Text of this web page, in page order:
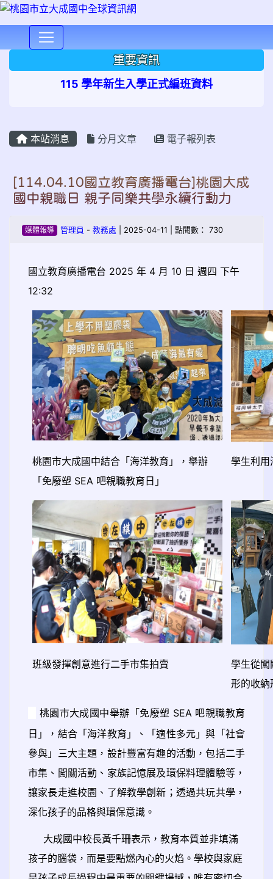
重要資訊
115 學年新生入學正式編班資料
本站消息 分月文章 電子報列表
[114.04.10國立教育廣播電台]桃園大成
國中親職日 親子同樂共學永續行動力
媒體報導 管理員 - 教務處 | 2025-04-11 | 點閱數： 730
國立教育廣播電台 2025 年 4 月 10 日 週四 下午
12:32
桃園市大成國中結合「海洋教育」，舉辦
「免廢塑 SEA 吧親職教育日」
學生利用
班級發揮創意進行二手市集拍賣
學生從闖
形的收納
桃園市大成國中舉辦「免廢塑 SEA 吧親職教育
日」，結合「海洋教育」、「適性多元」與「社會
參與」三大主題，設計豐富有趣的活動，包括二手
市集、闖關活動、家族記憶展及環保料理體驗等，
讓家長走進校園、了解教學創新；透過共玩共學，
深化孩子的品格與環保意識。
大成國中校長黃千珊表示，教育本質並非填滿
孩子的腦袋，而是要點燃內心的火焰。學校與家庭